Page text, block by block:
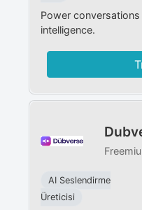
Power
intelligence.
AI Seslendirme
Üreticisi